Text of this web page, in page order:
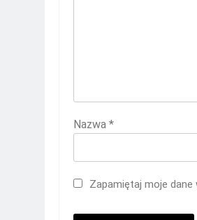
Nazwa *
Zapamiętaj moje dane